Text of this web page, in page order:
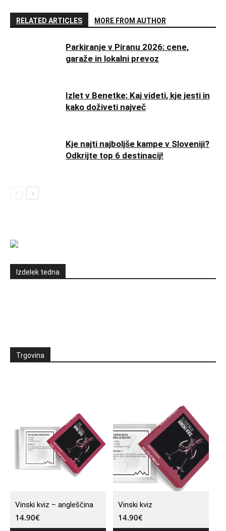
RELATED ARTICLES MORE FROM AUTHOR
Parkiranje v Piranu 2026: cene,
garaže in lokalni prevoz
Izlet v Benetke: Kaj videti, kje jesti in
kako doživeti največ
Kje najti najboljše kampe v Sloveniji?
Odkrijte top 6 destinacij!
Izdelek tedna
Trgovina
Vinski kviz – angleščina
14.90€
Vinski kviz
14.90€